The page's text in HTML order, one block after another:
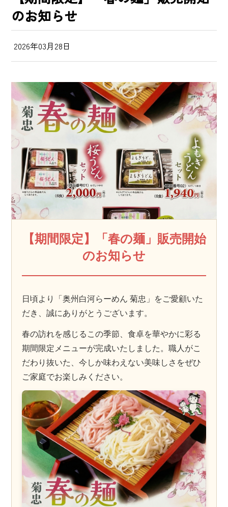
のお知らせ
2026年03月28日
【期間限定】「春の麺」販売開始
のお知らせ
日頃より「奥州白河らーめん 菊忠」をご愛顧いた
だき、誠にありがとうございます。
春の訪れを感じるこの季節、食卓を華やかに彩る
期間限定メニューが完成いたしました。職人がこ
だわり抜いた、今しか味わえない美味しさをぜひ
ご家庭でお楽しみください。